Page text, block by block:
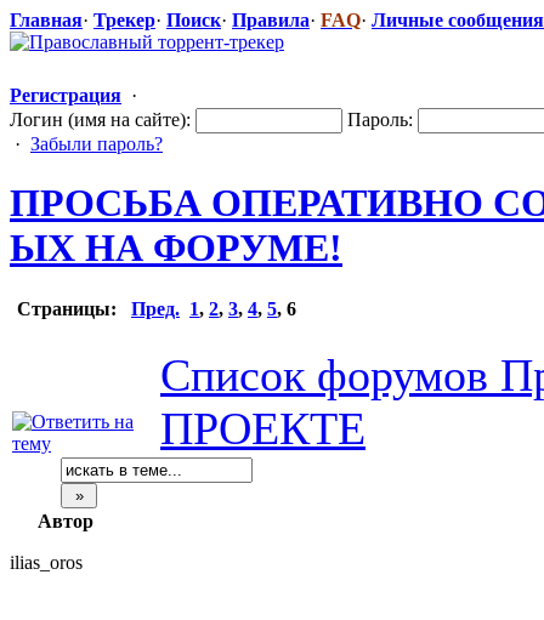
Главная· Трекер· Поиск· Правила· FAQ· Личные сообщения
Регистрация ·
Логин (имя на сайте):
Пароль:
· Забыли пароль?
ПРОСЬБА ОПЕРАТИВНО
ЫХ НА ФОРУМЕ!
Страницы: Пред. 1, 2, 3, 4, 5, 6
Список форумов
ПРОЕКТЕ
Автор
ilias_oros